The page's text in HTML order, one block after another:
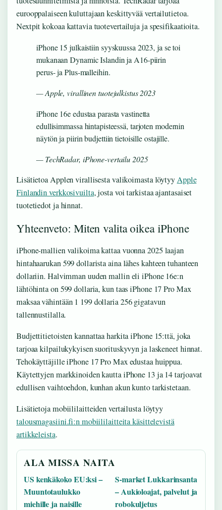
eurooppalaiseen kuluttajaan keskittyvää vertailutietoa.
Nextpit kokoaa kattavia tuotevertailuja ja spesifikaatioita.
iPhone 15 julkaistiin syyskuussa 2023, ja se toi
mukanaan Dynamic Islandin ja A16-piirin
perus- ja Plus-malleihin.
— Apple, virallinen tuotejulkistus 2023
iPhone 16e edustaa parasta vastinetta
edullisimmassa hintapisteessä, tarjoten modernin
näytön ja piirin budjettiin tietoisille ostajille.
— TechRadar, iPhone-vertailu 2025
Lisätietoa Applen virallisesta valikoimasta löytyyApple
Finlandin verkkosivuilta, josta voi tarkistaa ajantasaiset
tuotetiedot ja hinnat.
Yhteenveto: Miten valita oikea iPhone
iPhone-mallien valikoima kattaa vuonna 2025 laajan
hintahaarukan 599 dollarista aina lähes kahteen tuhanteen
dollariin. Halvimman uuden mallin eli iPhone 16e:n
lähtöhinta on 599 dollaria, kun taas iPhone 17 Pro Max
maksaa vähintään 1 199 dollaria 256 gigatavun
tallennustilalla.
Budjettitietoisten kannattaa harkita iPhone 15:ttä, joka
tarjoaa kilpailukykyisen suorituskyvyn ja laskeneet hinnat.
Tehokäyttäjille iPhone 17 Pro Max edustaa huippua.
Käytettyjen markkinoiden kautta iPhone 13 ja 14 tarjoavat
edullisen vaihtoehdon, kunhan akun kunto tarkistetaan.
Lisätietoja mobiililaitteiden vertailusta löytyy
talousmagasiini.fi:n mobiililaitteita käsittelevistä
artikkeleista.
ALA MISSA NAITA
US kenkäkoko EU:ksi –
Muuntotaulukko
miehille ja naisille
S-market Lukkarinsanta
– Aukioloajat, palvelut ja
robokuljetus